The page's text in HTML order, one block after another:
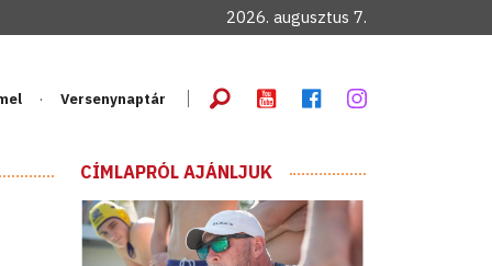
2026. augusztus 7.
Versenynaptár
CÍMLAPRÓL AJÁNLJUK